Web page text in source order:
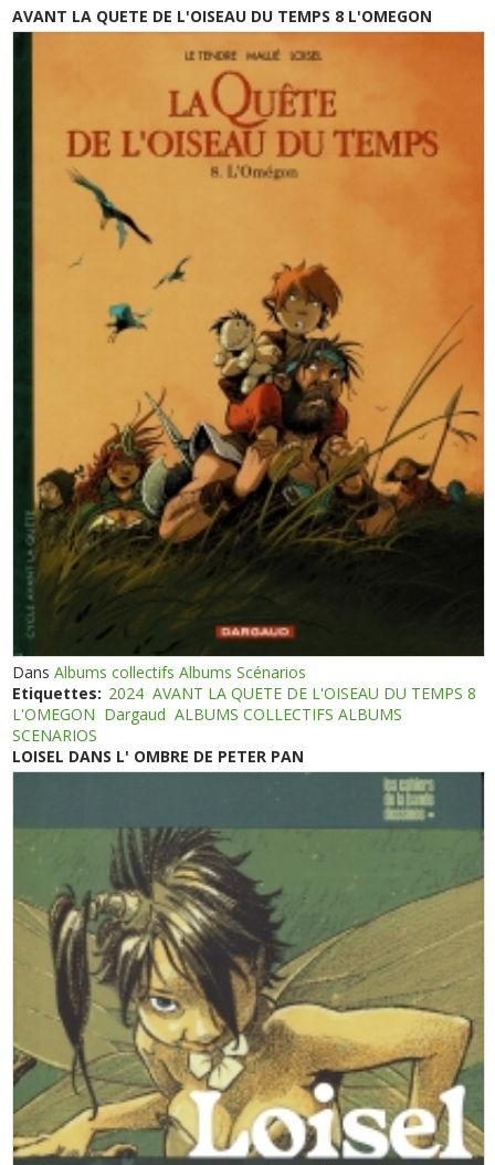
AVANT LA QUETE DE L'OISEAU DU TEMPS 8 L'OMEGON
DansAlbums collectifs Albums Scénarios
Etiquettes: 2024 AVANT LA QUETE DE L'OISEAU DU TEMPS 8
L'OMEGON Dargaud ALBUMS COLLECTIFS ALBUMS
SCENARIOS
LOISEL DANS L' OMBRE DE PETER PAN